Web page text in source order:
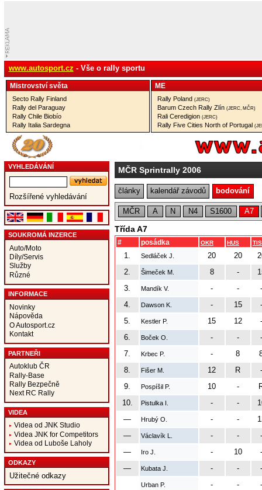
www.autosport.cz - Vše o rally sportu
Mistrovství­ světa
Secto Rally Finland
Rally del Paraguay
Rally Chile Biobío
Rally Italia Sardegna
ME
Rally Poland (JERC)
Barum Czech Rally Zlín (JERC, MČR)
Rali Ceredigion (JERC)
Rally Five Cities North of Portugal
VYHLEDÁVÁNÍ
Rozšířené vyhledávání
SOUKROMÁ INZERCE
Auto/Moto
Díly/Servis
Služby
Různé
INFORMACE
Novinky
Nápověda
O Autosport.cz
Kontakt
PARTNEŘI
Autoklub ČR
Rally-Base
Rally Bezpečně
Next RC Rally
VIDEA
Videa od JNK Studio
Videa JNK for Competitors
Videa od Luboše Laholy
ODKAZY
Užitečné odkazy
MČR Sprintrally 2006
články kalendář závodů bodování
MČR A N N4 S1600 A7
Třída A7
# posádka OKR HUS TIS
1. Sedláček J. 20 20
2.
Šimeček M. 8 -
3.
Mandík V. - -
-
4.
Dawson K. - 15
-
5.
Kestler P. 15 12
-
6.
Boček O. - -
-
7.
Krbec P. - 8
8.
Fišer M. 12 R
-
9.
Pospíšil P. 10 -
10.
Pistulka I. - -
—
Hrubý O. - -
—
Václavík L. - -
-
—
Iro J. - 10
-
—
Kubata J. - - -
Urban P. - - -